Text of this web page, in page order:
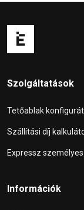
Szolgáltatások
Tetőablak
Szállítási díj
Expressz
Információk